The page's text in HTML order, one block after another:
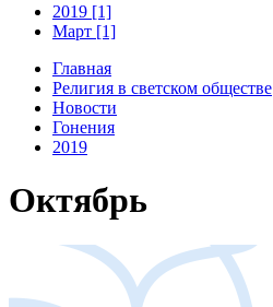
2019 [1]
Март [1]
Главная
Религия в светском обществе
Новости
Гонения
2019
Октябрь